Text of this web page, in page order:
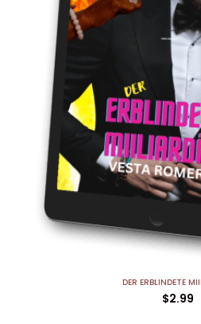
DER ERBLINDETE
$2.99